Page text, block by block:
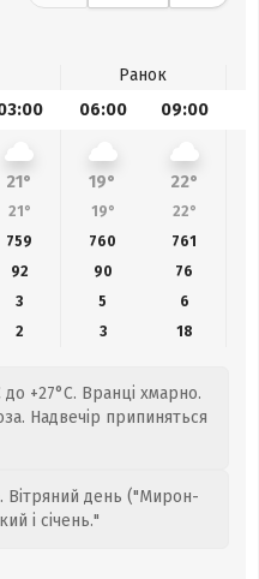
Ранок
06:00 09:00
21° 19° 22°
21° 19° 22°
759 760 761
92 90 76
3 5
6
2 3 18
+27°C. Вранці хмарно.
Надвечір припиняться
Вітряний день ("Мирон-
і січень."